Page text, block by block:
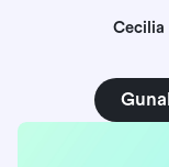
Cecilia